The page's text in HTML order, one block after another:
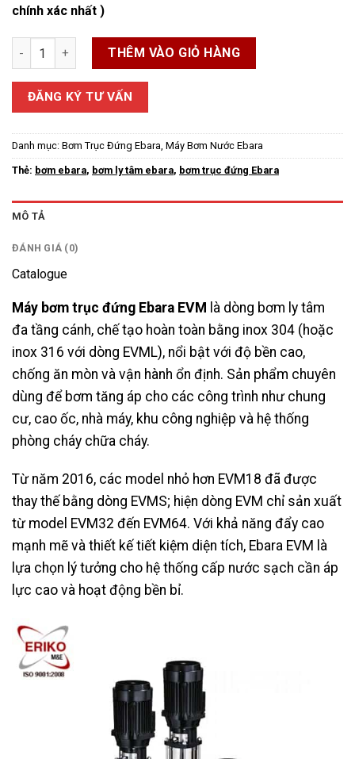
chính xác nhất )
Bơm trục đứng Ebara Model EVM số lượng
THÊM VÀO GIỎ HÀNG
ĐĂNG KÝ TƯ VẤN
Danh mục: Bơm Trục Đứng Ebara Máy Bơm Nước Ebara
Thẻ: bơm ebara, bơm ly tâm ebara, bơm trục đứng Ebara
MÔ TẢ
ĐÁNH GIÁ (0)
Catalogue
Máy bơm trục đứng Ebara EVM là dòng bơm ly tâm
đa tầng cánh, chế tạo hoàn toàn bằng inox 304 (hoặc
inox 316 với dòng EVML), nổi bật với độ bền cao,
chống ăn mòn và vận hành ổn định. Sản phẩm chuyên
dùng để bơm tăng áp cho các công trình như chung
cư, cao ốc, nhà máy, khu công nghiệp và hệ thống
phòng cháy chữa cháy.
Từ năm 2016, các model nhỏ hơn EVM18 đã được
thay thế bằng dòng EVMS; hiện dòng EVM chỉ sản xuất
từ model EVM32 đến EVM64. Với khả năng đẩy cao
mạnh mẽ và thiết kế tiết kiệm diện tích, Ebara EVM là
lựa chọn lý tưởng cho hệ thống cấp nước sạch cần áp
lực cao và hoạt động bền bỉ.